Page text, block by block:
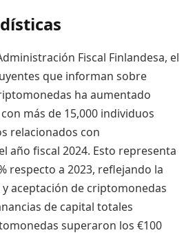
Fiscal Finlandesa, el
que informan sobre
ha aumentado
más de 15,000 individuos
relacionados con
año fiscal 2024. Esto representa
respecto a 2023, reflejando la
aceptación de criptomonedas
de capital totales
superaron los €100